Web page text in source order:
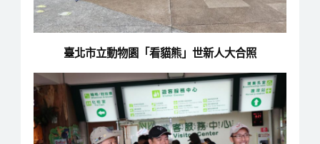
臺北市立動物園「看貓熊」世新人大合照